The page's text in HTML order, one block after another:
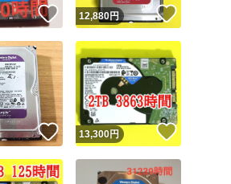
いいね！
12,880円
いいね！
13,300円